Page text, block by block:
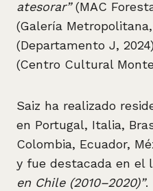
atesorar”(MAC
(Galería Metropolitana,
(Departamento J,
(Centro Cultural
Saiz ha realizado
en Portugal, Italia,
Colombia, Ecuador,
y fue destacada en el
en Chile (2010–2020)”.